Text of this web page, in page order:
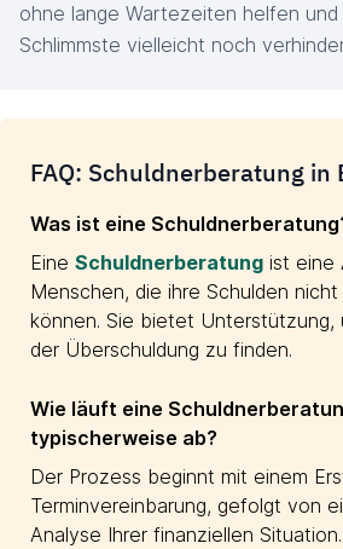
ohne lange Wartezeiten helfen
Schlimmste vielleicht noch
FAQ: Schuldnerberatung in
Was ist eine
Eine Schuldnerberatung ist eine
Menschen, die ihre Schulden
können. Sie bietet Unterstützung,
der Überschuldung zu finden.
Wie läuft eine
typischerweise ab?
Der Prozess beginnt mit einem
Terminvereinbarung, gefolgt von
Analyse Ihrer finanziellen